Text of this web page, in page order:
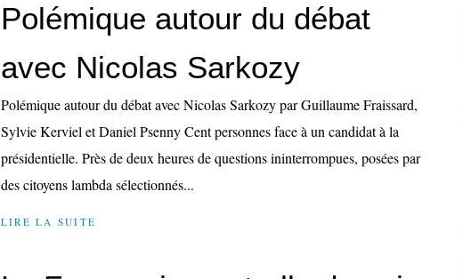
Polémique autour du débat
avec Nicolas Sarkozy
Polémique autour du débat avec Nicolas Sarkozy par Guillaume Fraissard,
Sylvie Kerviel et Daniel Psenny Cent personnes face à un candidat à la
présidentielle. Près de deux heures de questions ininterrompues, posées par
des citoyens lambda sélectionnés...
LIRE LA SUITE